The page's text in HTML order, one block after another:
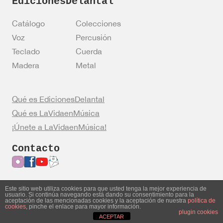
Catálogo
Colecciones
Voz
Percusión
Teclado
Cuerda
Madera
Metal
Qué es EdicionesDelantal
Qué es LaVidaenMúsica
¡Únete a LaVidaenMúsica!
Contacto
Entrar en mi cuentaPolítica de privacidad
Política de cookies
Aviso legal
Este sitio web utiliza cookies para que usted tenga la mejor experiencia de
usuario. Si continúa navegando está dando su consentimiento para la
aceptación de las mencionadas cookies y la aceptación de nuestra política de
cookies, pinche el enlace para mayor información.
plugin cookies
ACEPTAR